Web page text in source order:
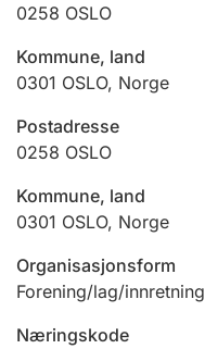
Ektepaktveileder
Offentlig sektor
Andre tema
0258 OSLO
Kommune, land
0301 OSLO, Norge
Postadresse
0258 OSLO
Kommune, land
0301 OSLO, Norge
Organisasjonsform
Forening/lag/innretning
Næringskode